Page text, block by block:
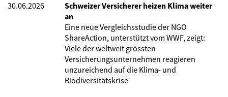
30.06.2026
Schweizer Versicherer heizen Klima weiter
an
Eine neue Vergleichsstudie der NGO
ShareAction, unterstützt vom WWF, zeigt:
Viele der weltweit grössten
Versicherungsunternehmen reagieren
unzureichend auf die Klima- und
Biodiversitätskrise